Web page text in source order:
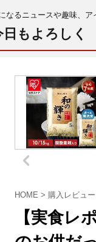
なるニュースや趣味、
日もよろしく
HOME > 購入レビュー
【実食レ